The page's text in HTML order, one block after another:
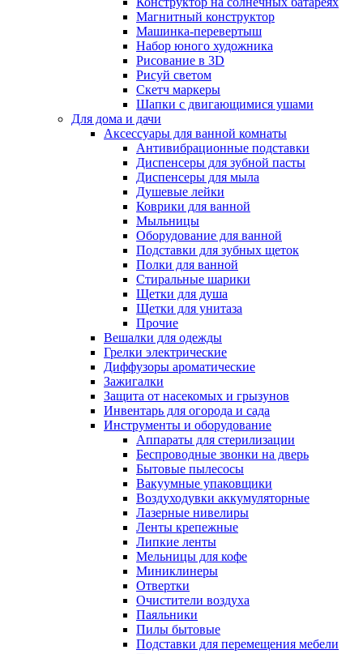
Магнитный конструктор
Машинка-перевертыш
Набор юного художника
Рисование в 3D
Рисуй светом
Скетч маркеры
Шапки с двигающимися ушами
Для дома и дачи
Аксессуары для ванной комнаты
Антивибрационные подставки
Диспенсеры для зубной пасты
Диспенсеры для мыла
Душевые лейки
Коврики для ванной
Мыльницы
Оборудование для ванной
Подставки для зубных щеток
Полки для ванной
Стиральные шарики
Щетки для душа
Щетки для унитаза
Прочие
Вешалки для одежды
Грелки электрические
Диффузоры ароматические
Зажигалки
Защита от насекомых и грызунов
Инвентарь для огорода и сада
Инструменты и оборудование
Аппараты для стерилизации
Беспроводные звонки на дверь
Бытовые пылесосы
Вакуумные упаковщики
Воздуходувки аккумуляторные
Лазерные нивелиры
Ленты крепежные
Липкие ленты
Мельницы для кофе
Миниклинеры
Отвертки
Очистители воздуха
Паяльники
Пилы бытовые
Подставки для перемещения мебели